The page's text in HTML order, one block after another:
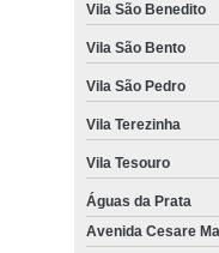
Vila São Benedito
Vila São Bento
Vila São Pedro
Vila Terezinha
Vila Tesouro
Águas da Prata
Avenida Cesare